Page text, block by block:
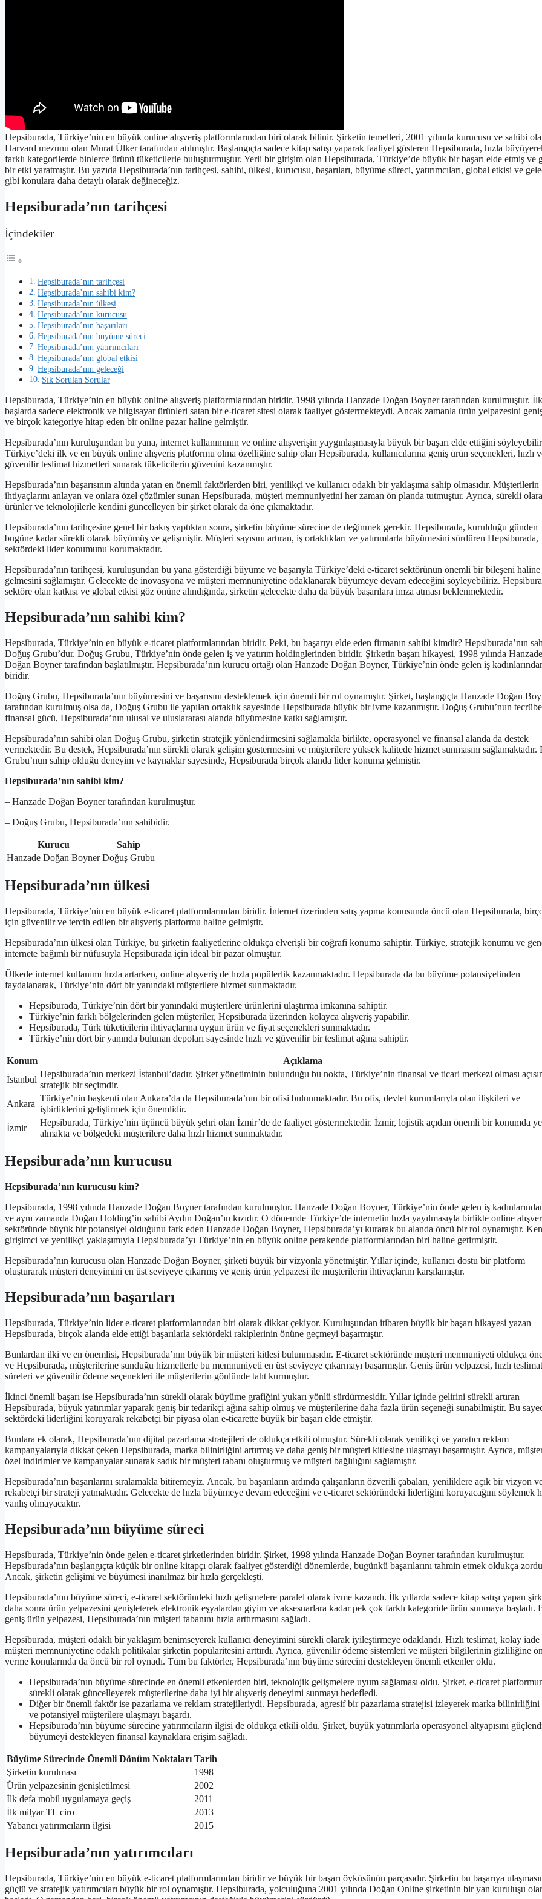
Hepsiburada, Türkiye’nin en büyük online alışveriş platformlarından biri olarak bilinir. Şirketin temelleri, 2001 yılında kurucusu ve sahibi
Harvard mezunu olan Murat Ülker tarafından atılmıştır. Başlangıçta sadece kitap satışı yaparak faaliyet gösteren Hepsiburada, hızla
farklı kategorilerde binlerce ürünü tüketicilerle buluşturmuştur. Yerli bir girişim olan Hepsiburada, Türkiye’de büyük bir başarı elde etmiş ve
bir etki yaratmıştır. Bu yazıda Hepsiburada’nın tarihçesi, sahibi, ülkesi, kurucusu, başarıları, büyüme süreci, yatırımcıları, global etkisi ve
gibi konulara daha detaylı olarak değineceğiz.
Hepsiburada’nın tarihçesi
İçindekiler
Hepsiburada’nın tarihçesi
Hepsiburada’nın sahibi kim?
Hepsiburada’nın ülkesi
Hepsiburada’nın kurucusu
Hepsiburada’nın başarıları
Hepsiburada’nın büyüme süreci
Hepsiburada’nın yatırımcıları
Hepsiburada’nın global etkisi
Hepsiburada’nın geleceği
Sık Sorulan Sorular
Hepsiburada, Türkiye’nin en büyük online alışveriş platformlarından biridir. 1998 yılında Hanzade Doğan Boyner tarafından kurulmuştur. İlk
başlarda sadece elektronik ve bilgisayar ürünleri satan bir e-ticaret sitesi olarak faaliyet göstermekteydi. Ancak zamanla ürün yelpazesini
ve birçok kategoriye hitap eden bir online pazar haline gelmiştir.
Hepsiburada’nın kuruluşundan bu yana, internet kullanımının ve online alışverişin yaygınlaşmasıyla büyük bir başarı elde ettiğini
Türkiye’deki ilk ve en büyük online alışveriş platformu olma özelliğine sahip olan Hepsiburada, kullanıcılarına geniş ürün seçenekleri, hızlı
güvenilir teslimat hizmetleri sunarak tüketicilerin güvenini kazanmıştır.
Hepsiburada’nın başarısının altında yatan en önemli faktörlerden biri, yenilikçi ve kullanıcı odaklı bir yaklaşıma sahip olmasıdır. Müşterilerin
ihtiyaçlarını anlayan ve onlara özel çözümler sunan Hepsiburada, müşteri memnuniyetini her zaman ön planda tutmuştur. Ayrıca, sürekli
ürünler ve teknolojilerle kendini güncelleyen bir şirket olarak da öne çıkmaktadır.
Hepsiburada’nın tarihçesine genel bir bakış yaptıktan sonra, şirketin büyüme sürecine de değinmek gerekir. Hepsiburada, kurulduğu günden
bugüne kadar sürekli olarak büyümüş ve gelişmiştir. Müşteri sayısını artıran, iş ortaklıkları ve yatırımlarla büyümesini sürdüren Hepsiburada,
sektördeki lider konumunu korumaktadır.
Hepsiburada’nın tarihçesi, kuruluşundan bu yana gösterdiği büyüme ve başarıyla Türkiye’deki e-ticaret sektörünün önemli bir bileşeni haline
gelmesini sağlamıştır. Gelecekte de inovasyona ve müşteri memnuniyetine odaklanarak büyümeye devam edeceğini söyleyebiliriz.
sektöre olan katkısı ve global etkisi göz önüne alındığında, şirketin gelecekte daha da büyük başarılara imza atması beklenmektedir.
Hepsiburada’nın sahibi kim?
Hepsiburada, Türkiye’nin en büyük e-ticaret platformlarından biridir. Peki, bu başarıyı elde eden firmanın sahibi kimdir? Hepsiburada’nın
Doğuş Grubu’dur. Doğuş Grubu, Türkiye’nin önde gelen iş ve yatırım holdinglerinden biridir. Şirketin başarı hikayesi, 1998 yılında Hanzade
Doğan Boyner tarafından başlatılmıştır. Hepsiburada’nın kurucu ortağı olan Hanzade Doğan Boyner, Türkiye’nin önde gelen iş
biridir.
Doğuş Grubu, Hepsiburada’nın büyümesini ve başarısını desteklemek için önemli bir rol oynamıştır. Şirket, başlangıçta Hanzade Doğan
tarafından kurulmuş olsa da, Doğuş Grubu ile yapılan ortaklık sayesinde Hepsiburada büyük bir ivme kazanmıştır. Doğuş Grubu’nun
finansal gücü, Hepsiburada’nın ulusal ve uluslararası alanda büyümesine katkı sağlamıştır.
Hepsiburada’nın sahibi olan Doğuş Grubu, şirketin stratejik yönlendirmesini sağlamakla birlikte, operasyonel ve finansal alanda da destek
vermektedir. Bu destek, Hepsiburada’nın sürekli olarak gelişim göstermesini ve müşterilere yüksek kalitede hizmet sunmasını sağlamaktadır.
Grubu’nun sahip olduğu deneyim ve kaynaklar sayesinde, Hepsiburada birçok alanda lider konuma gelmiştir.
Hepsiburada’nın sahibi kim?
– Hanzade Doğan Boyner tarafından kurulmuştur.
– Doğuş Grubu, Hepsiburada’nın sahibidir.
Kurucu
Sahip
Hanzade Doğan Boyner Doğuş Grubu
Hepsiburada’nın ülkesi
Hepsiburada, Türkiye’nin en büyük e-ticaret platformlarından biridir. İnternet üzerinden satış yapma konusunda öncü olan Hepsiburada,
için güvenilir ve tercih edilen bir alışveriş platformu haline gelmiştir.
Hepsiburada’nın ülkesi olan Türkiye, bu şirketin faaliyetlerine oldukça elverişli bir coğrafi konuma sahiptir. Türkiye, stratejik konumu ve
internete bağımlı bir nüfusuyla Hepsiburada için ideal bir pazar olmuştur.
Ülkede internet kullanımı hızla artarken, online alışveriş de hızla popülerlik kazanmaktadır. Hepsiburada da bu büyüme potansiyelinden
faydalanarak, Türkiye’nin dört bir yanındaki müşterilere hizmet sunmaktadır.
Hepsiburada, Türkiye’nin dört bir yanındaki müşterilere ürünlerini ulaştırma imkanına sahiptir.
Türkiye’nin farklı bölgelerinden gelen müşteriler, Hepsiburada üzerinden kolayca alışveriş yapabilir.
Hepsiburada, Türk tüketicilerin ihtiyaçlarına uygun ürün ve fiyat seçenekleri sunmaktadır.
Türkiye’nin dört bir yanında bulunan depoları sayesinde hızlı ve güvenilir bir teslimat ağına sahiptir.
Konum
Açıklama
İstanbul
Hepsiburada’nın merkezi İstanbul’dadır. Şirket yönetiminin bulunduğu bu nokta, Türkiye’nin finansal ve ticari merkezi olması
stratejik bir seçimdir.
Ankara
Türkiye’nin başkenti olan Ankara’da da Hepsiburada’nın bir ofisi bulunmaktadır. Bu ofis, devlet kurumlarıyla olan ilişkileri ve
işbirliklerini geliştirmek için önemlidir.
İzmir
Hepsiburada, Türkiye’nin üçüncü büyük şehri olan İzmir’de de faaliyet göstermektedir. İzmir, lojistik açıdan önemli bir konumda
almakta ve bölgedeki müşterilere daha hızlı hizmet sunmaktadır.
Hepsiburada’nın kurucusu
Hepsiburada’nın kurucusu kim?
Hepsiburada, 1998 yılında Hanzade Doğan Boyner tarafından kurulmuştur. Hanzade Doğan Boyner, Türkiye’nin önde gelen iş
ve aynı zamanda Doğan Holding’in sahibi Aydın Doğan’ın kızıdır. O dönemde Türkiye’de internetin hızla yayılmasıyla birlikte online
sektöründe büyük bir potansiyel olduğunu fark eden Hanzade Doğan Boyner, Hepsiburada’yı kurarak bu alanda öncü bir rol oynamıştır.
girişimci ve yenilikçi yaklaşımıyla Hepsiburada’yı Türkiye’nin en büyük online perakende platformlarından biri haline getirmiştir.
Hepsiburada’nın kurucusu olan Hanzade Doğan Boyner, şirketi büyük bir vizyonla yönetmiştir. Yıllar içinde, kullanıcı dostu bir platform
oluşturarak müşteri deneyimini en üst seviyeye çıkarmış ve geniş ürün yelpazesi ile müşterilerin ihtiyaçlarını karşılamıştır.
Hepsiburada’nın başarıları
Hepsiburada, Türkiye’nin lider e-ticaret platformlarından biri olarak dikkat çekiyor. Kuruluşundan itibaren büyük bir başarı hikayesi yazan
Hepsiburada, birçok alanda elde ettiği başarılarla sektördeki rakiplerinin önüne geçmeyi başarmıştır.
Bunlardan ilki ve en önemlisi, Hepsiburada’nın büyük bir müşteri kitlesi bulunmasıdır. E-ticaret sektöründe müşteri memnuniyeti oldukça
ve Hepsiburada, müşterilerine sunduğu hizmetlerle bu memnuniyeti en üst seviyeye çıkarmayı başarmıştır. Geniş ürün yelpazesi, hızlı teslimat
süreleri ve güvenilir ödeme seçenekleri ile müşterilerin gönlünde taht kurmuştur.
İkinci önemli başarı ise Hepsiburada’nın sürekli olarak büyüme grafiğini yukarı yönlü sürdürmesidir. Yıllar içinde gelirini sürekli artıran
Hepsiburada, büyük yatırımlar yaparak geniş bir tedarikçi ağına sahip olmuş ve müşterilerine daha fazla ürün seçeneği sunabilmiştir. Bu
sektördeki liderliğini koruyarak rekabetçi bir piyasa olan e-ticarette büyük bir başarı elde etmiştir.
Bunlara ek olarak, Hepsiburada’nın dijital pazarlama stratejileri de oldukça etkili olmuştur. Sürekli olarak yenilikçi ve yaratıcı reklam
kampanyalarıyla dikkat çeken Hepsiburada, marka bilinirliğini artırmış ve daha geniş bir müşteri kitlesine ulaşmayı başarmıştır. Ayrıca,
özel indirimler ve kampanyalar sunarak sadık bir müşteri tabanı oluşturmuş ve müşteri bağlılığını sağlamıştır.
Hepsiburada’nın başarılarını sıralamakla bitiremeyiz. Ancak, bu başarıların ardında çalışanların özverili çabaları, yeniliklere açık bir vizyon
rekabetçi bir strateji yatmaktadır. Gelecekte de hızla büyümeye devam edeceğini ve e-ticaret sektöründeki liderliğini koruyacağını söylemek
yanlış olmayacaktır.
Hepsiburada’nın büyüme süreci
Hepsiburada, Türkiye’nin önde gelen e-ticaret şirketlerinden biridir. Şirket, 1998 yılında Hanzade Doğan Boyner tarafından kurulmuştur.
Hepsiburada’nın başlangıçta küçük bir online kitapçı olarak faaliyet gösterdiği dönemlerde, bugünkü başarılarını tahmin etmek oldukça
Ancak, şirketin gelişimi ve büyümesi inanılmaz bir hızla gerçekleşti.
Hepsiburada’nın büyüme süreci, e-ticaret sektöründeki hızlı gelişmelere paralel olarak ivme kazandı. İlk yıllarda sadece kitap satışı yapan
daha sonra ürün yelpazesini genişleterek elektronik eşyalardan giyim ve aksesuarlara kadar pek çok farklı kategoride ürün sunmaya başladı.
geniş ürün yelpazesi, Hepsiburada’nın müşteri tabanını hızla arttırmasını sağladı.
Hepsiburada, müşteri odaklı bir yaklaşım benimseyerek kullanıcı deneyimini sürekli olarak iyileştirmeye odaklandı. Hızlı teslimat, kolay iade
müşteri memnuniyetine odaklı politikalar şirketin popülaritesini arttırdı. Ayrıca, güvenilir ödeme sistemleri ve müşteri bilgilerinin gizliliğine
verme konularında da öncü bir rol oynadı. Tüm bu faktörler, Hepsiburada’nın büyüme sürecini destekleyen önemli etkenler oldu.
Hepsiburada’nın büyüme sürecinde en önemli etkenlerden biri, teknolojik gelişmelere uyum sağlaması oldu. Şirket, e-ticaret
sürekli olarak güncelleyerek müşterilerine daha iyi bir alışveriş deneyimi sunmayı hedefledi.
Diğer bir önemli faktör ise pazarlama ve reklam stratejileriydi. Hepsiburada, agresif bir pazarlama stratejisi izleyerek marka bilinirliğini
ve potansiyel müşterilere ulaşmayı başardı.
Hepsiburada’nın büyüme sürecine yatırımcıların ilgisi de oldukça etkili oldu. Şirket, büyük yatırımlarla operasyonel altyapısını
büyümeyi destekleyen finansal kaynaklara erişim sağladı.
Büyüme Sürecinde Önemli Dönüm Noktaları Tarih
Şirketin kurulması
1998
Ürün yelpazesinin genişletilmesi
2002
İlk defa mobil uygulamaya geçiş
2011
İlk milyar TL ciro
2013
Yabancı yatırımcıların ilgisi
2015
Hepsiburada’nın yatırımcıları
Hepsiburada, Türkiye’nin en büyük e-ticaret platformlarından biridir ve büyük bir başarı öyküsünün parçasıdır. Şirketin bu başarıya
güçlü ve stratejik yatırımcıları büyük bir rol oynamıştır. Hepsiburada, yolculuğuna 2001 yılında Doğan Online şirketinin bir yan kuruluşu